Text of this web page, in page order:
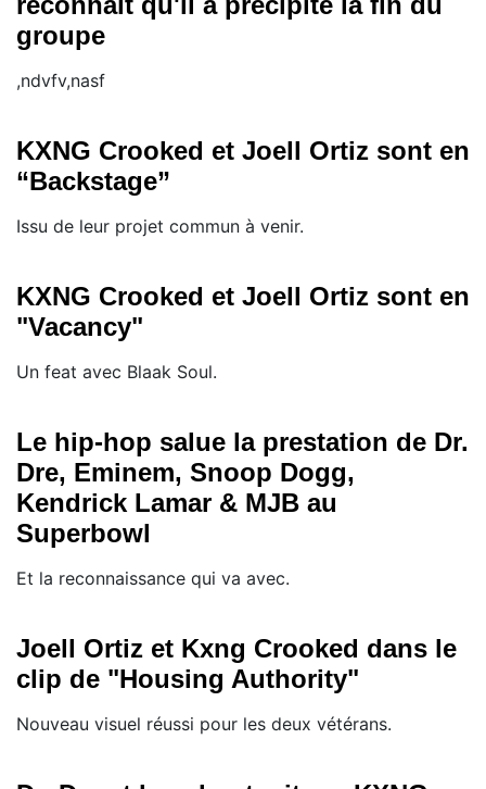
groupe
,ndvfv,nasf
KXNG Crooked et Joell Ortiz sont en
“Backstage”
Issu de leur projet commun à venir.
KXNG Crooked et Joell Ortiz sont en
"Vacancy"
Un feat avec Blaak Soul.
Le hip-hop salue la prestation de Dr.
Dre, Eminem, Snoop Dogg,
Kendrick Lamar & MJB au
Superbowl
Et la reconnaissance qui va avec.
Joell Ortiz et Kxng Crooked dans le
clip de "Housing Authority"
Nouveau visuel réussi pour les deux vétérans.